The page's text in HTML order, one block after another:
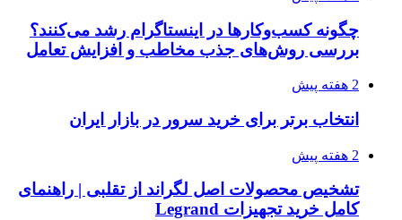
چگونه کسب‌وکارها در اینستاگرام رشد می‌کنند؟
بررسی روش‌های جذب مخاطب و افزایش تعامل
2 هفته پیش
انتخاب برتر برای خرید سرور در بازار ایران
2 هفته پیش
تشخیص محصولات اصل لگراند از تقلبی | راهنمای
کامل خرید تجهیزات Legrand